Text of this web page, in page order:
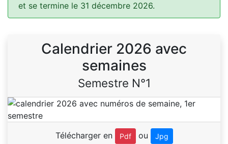
et se termine le 31 décembre 2026.
Calendrier 2026 avec
semaines
Semestre N°1
Télécharger en Pdf ou Jpg